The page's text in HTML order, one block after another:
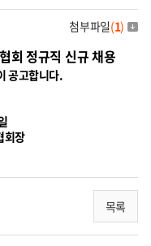
첨부파일(1)
회 정규직 신규 채용
공고합니다.
회장
목록